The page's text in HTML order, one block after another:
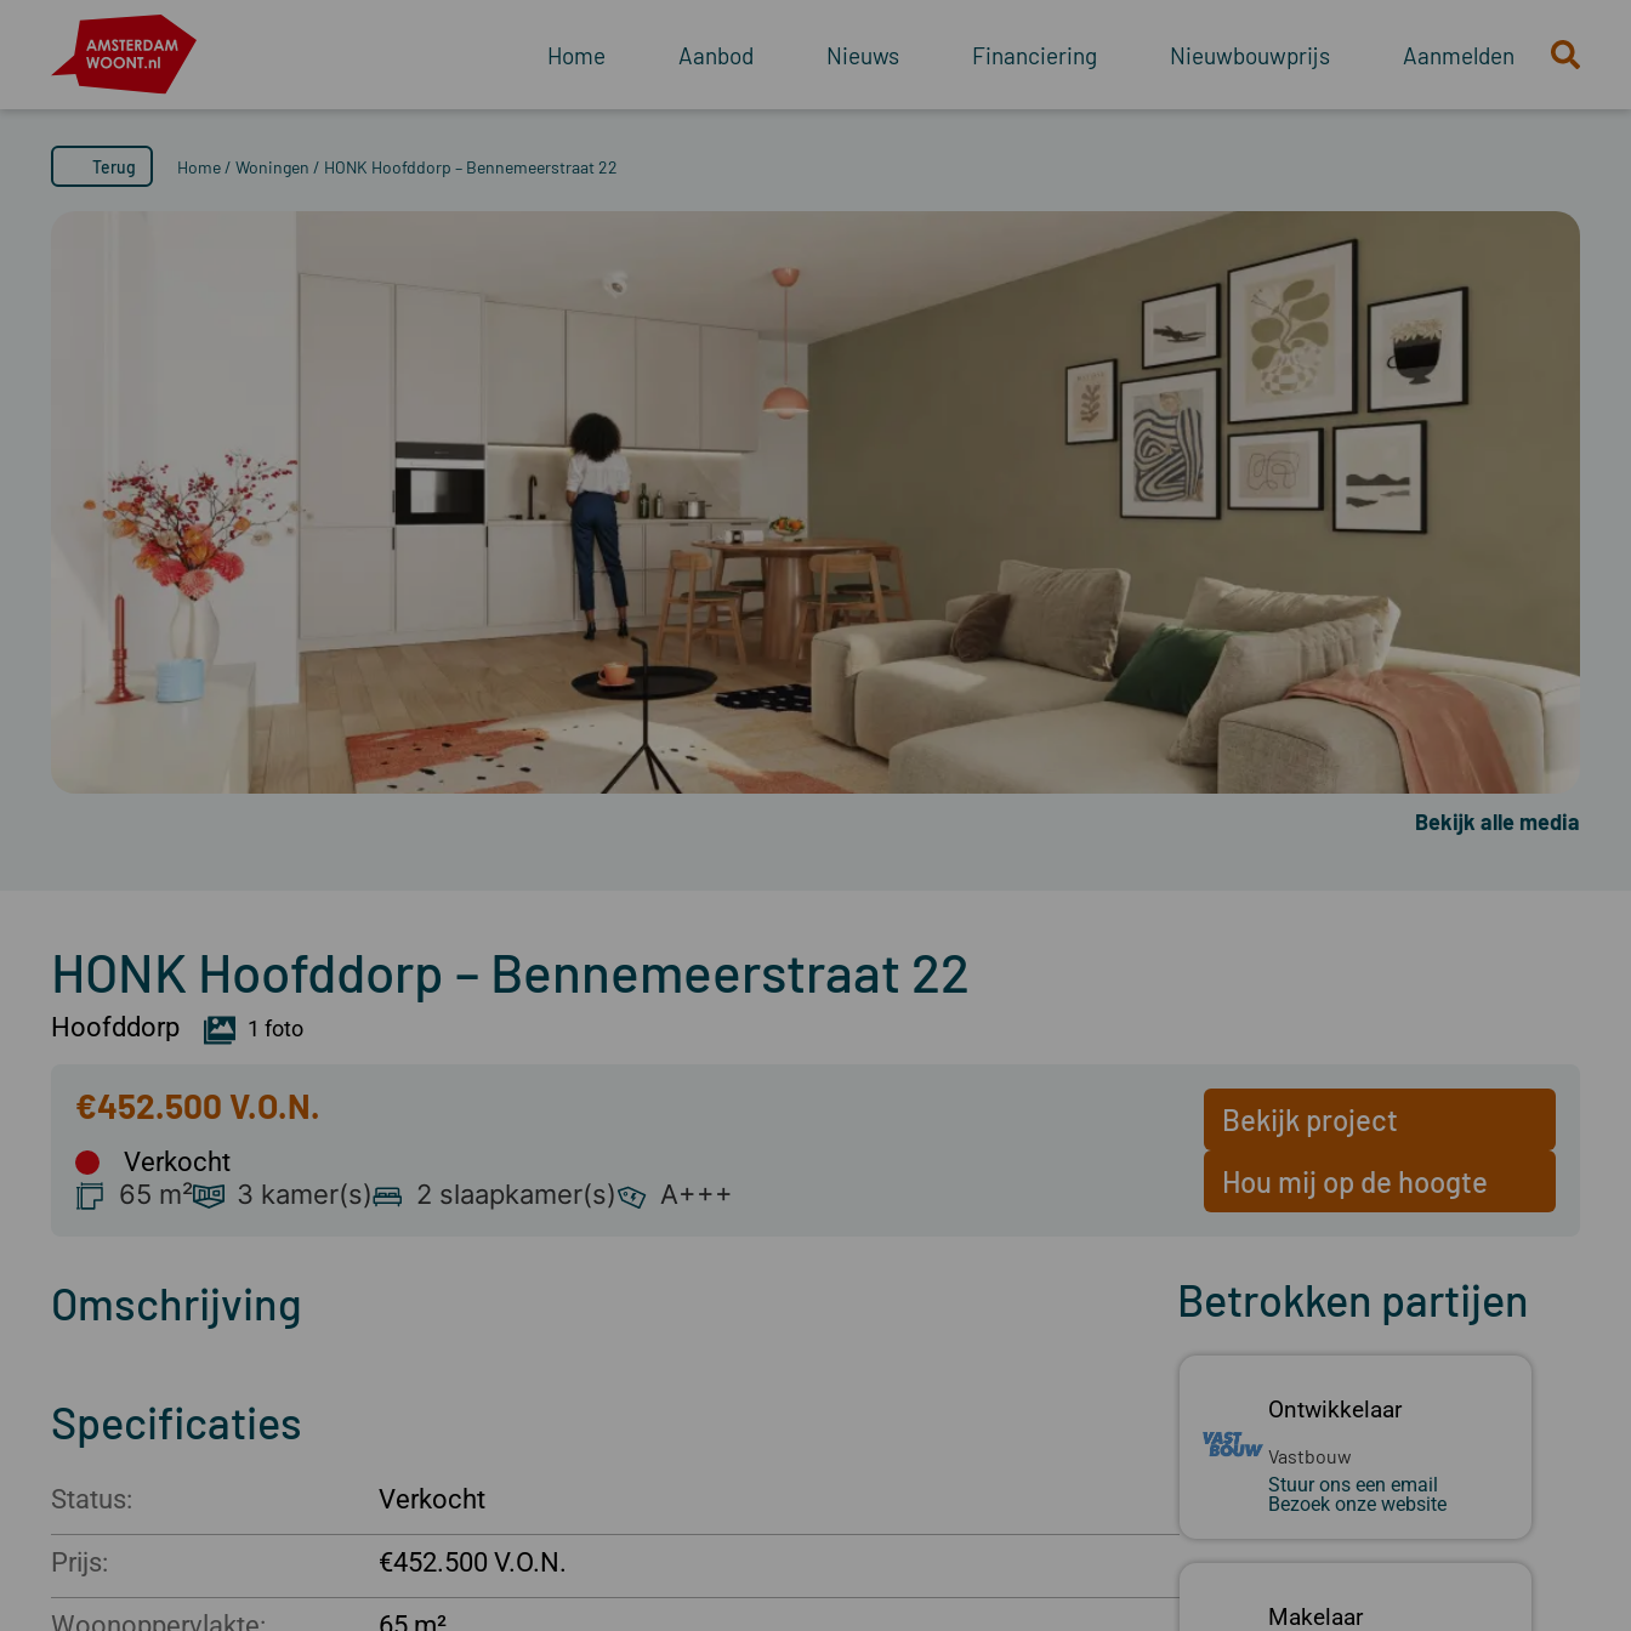
Home Aanbod Nieuws Financiering Nieuwbouwprijs Aanmelden
Terug Home / Woningen / HONK Hoofddorp – Bennemeerstraat 22
Bekijk alle media
HONK Hoofddorp – Bennemeerstraat 22
Hoofddorp 1 foto
€452.500
Verkocht
65 m² 3 kamer(s) 2 slaapkamer(s) A+++
Bekijk project
Hou mij op de hoogte
Omschrijving
Specificaties
Status: Verkocht
Prijs: €452.500
Betrokken partijen
Ontwikkelaar
Vastbouw
Stuur ons een email
Bezoek onze website
Makelaar